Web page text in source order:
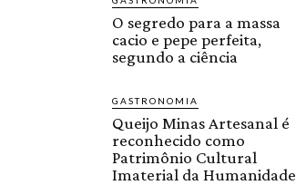
O segredo para a massa
cacio e pepe perfeita,
segundo a ciência
GASTRONOMIA
Queijo Minas Artesanal é
reconhecido como
Patrimônio Cultural
Imaterial da Humanidade